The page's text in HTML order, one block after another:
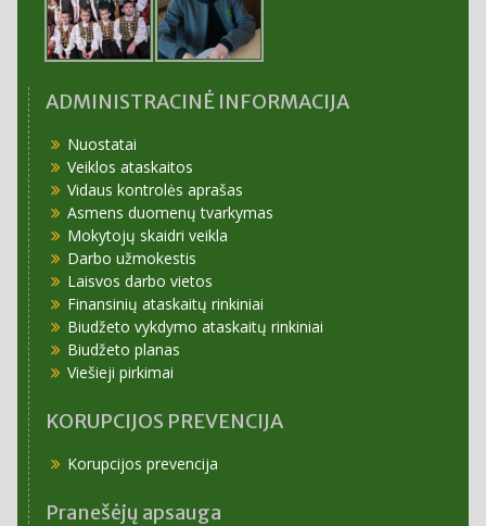
ADMINISTRACINĖ INFORMACIJA
Nuostatai
Veiklos ataskaitos
Vidaus kontrolės aprašas
Asmens duomenų tvarkymas
Mokytojų skaidri veikla
Darbo užmokestis
Laisvos darbo vietos
Finansinių ataskaitų rinkiniai
Biudžeto vykdymo ataskaitų rinkiniai
Biudžeto planas
Viešieji pirkimai
KORUPCIJOS PREVENCIJA
Korupcijos prevencija
Pranešėjų apsauga